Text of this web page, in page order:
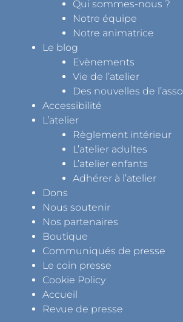
Qui sommes-nous ?
Notre équipe
Notre animatrice
Le blog
Evènements
Vie de l’atelier
Des nouvelles de l’asso
Accessibilité
L’atelier
Règlement intérieur
L’atelier adultes
L’atelier enfants
Adhérer à l’atelier
Dons
Nous soutenir
Nos partenaires
Boutique
Communiqués de presse
Le coin presse
Cookie Policy
Accueil
Revue de presse